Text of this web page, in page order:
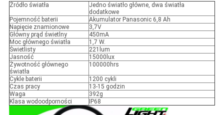
Źródło światła
Jedno światło główne, dwa światła
dodatkowe
Pojemność baterii
Akumulator Panasonic 6,8 Ah
Napięcie znamionowe
3,7V
Główny prąd świetlny
450mA
Moc głównego światła
1,7 W.
Świetlisty
221lum
Jasność
15000lux
Żywotność głównego
światła
100000hrs
Cykle baterii
1200 cykli
Czas pracy
13-15 godzin
Waga
392g
Klasa wodoodporności
IP68